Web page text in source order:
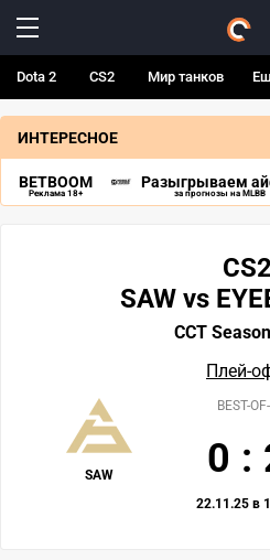
Dota 2 CS2 Мир танков
ИНТЕРЕСНОЕ
BETBOOM
Реклама 18+
Разыгрываем
за прогнозы на MLBB
CS2
SAW vs
CCT
Плей-
SAW
BEST-
0 :
22.11.25 в